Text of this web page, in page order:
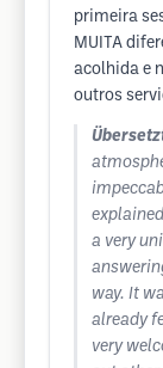
primeira
MUITA
acolhida e
outros
a very
way. It
already
very